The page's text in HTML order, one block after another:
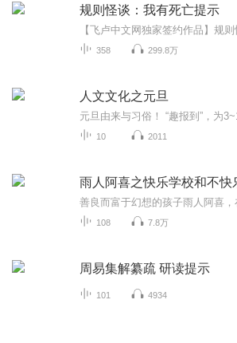
规则怪谈：我有死亡提示
358 299.8万
人文文化之元旦
10 2011
雨人阿喜之快乐学校和不快
108 7.8万
周易集解纂疏 研读提示
101 4934